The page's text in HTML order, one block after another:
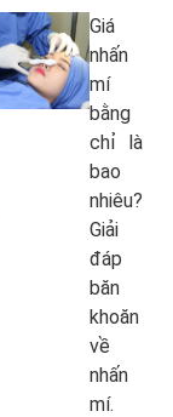
Giá
nhấn
mí
bằng
chỉ là
bao
nhiêu?
Giải
đáp
băn
khoăn
về
nhấn
mí.